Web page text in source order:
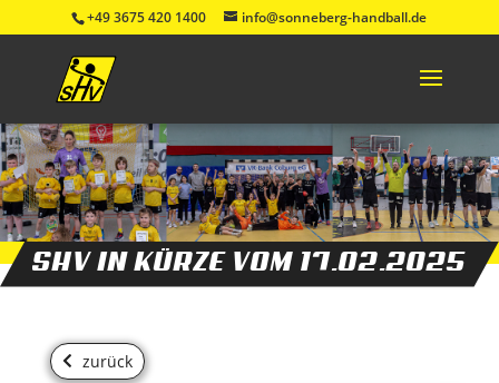
+49 3675 420 1400 info@sonneberg-handball.de
SHV IN KÜRZE VOM 17.02.2025
zurück